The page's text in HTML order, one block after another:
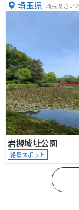
埼玉県 埼玉県さい
丁目１−１
岩槻城址公園
絶景スポット